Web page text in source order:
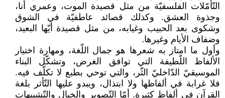
التّأمّلات الفلسفيّة من مثل قصيدة الموت، وعمري أنا،
وجذوة العشق. وكذلك قصائد عاطفيّة في الشوق
وشكوى بعد الحبيب وغيابه، من مثل قصيدة أيّها البعيد،
وضفاف الأيام وغيرها.
وأول ما امتاز به شعرها هو جمال اللّغة، ومهارة اختيار
الألفاظ اللّطيفة التي توافق الغرض، وتشكّل البناء
الموسيقيّ الدّاخليّ الثّر، والتي توحي بطبع لا تكلّف فيه.
فلا غرابة في ألفاظها ولا ابتذال، ويبدو عليها التّأثر بلغة
القرآن في ألفاظ كثيرة. أمّا التّصوير والخيال والتّشبيهات